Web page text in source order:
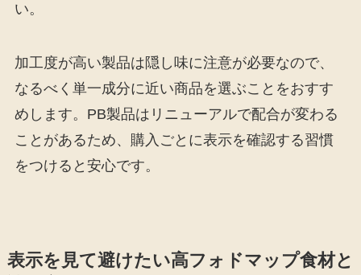
い。
加工度が高い製品は隠し味に注意が必要なので、
なるべく単一成分に近い商品を選ぶことをおすす
めします。PB製品はリニューアルで配合が変わる
ことがあるため、購入ごとに表示を確認する習慣
をつけると安心です。
表示を見て避けたい高フォドマップ食材と